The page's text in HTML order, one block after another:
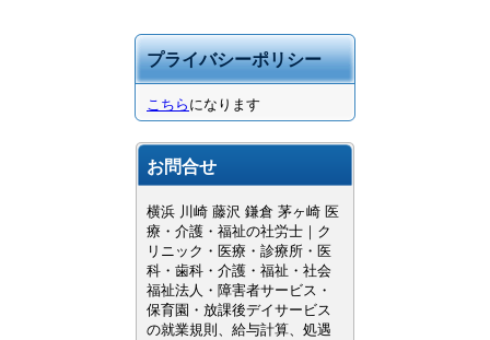
プライバシーポリシー
こちら になります
お問合せ
横浜 川崎 藤沢 鎌倉 茅ヶ崎 医
療・介護・福祉の社労士｜ク
リニック・医療・診療所・医
科・歯科・介護・福祉・社会
福祉法人・障害者サービス・
保育園・放課後デイサービス
の就業規則、給与計算、処遇